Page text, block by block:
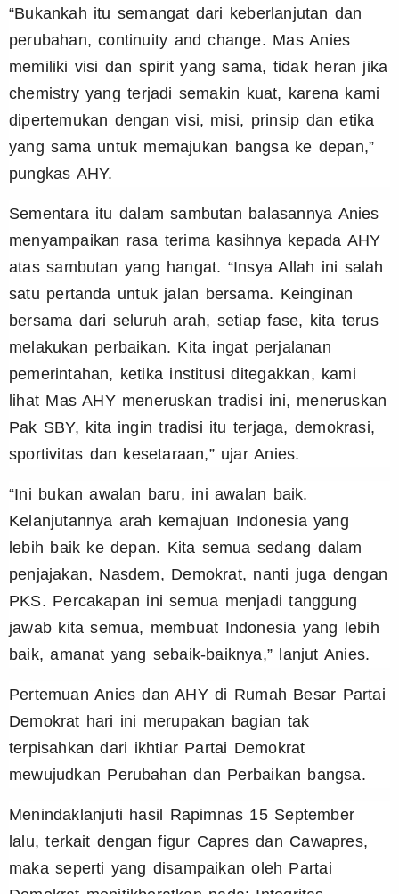
“Bukankah itu semangat dari keberlanjutan dan
perubahan, continuity and change. Mas Anies
memiliki visi dan spirit yang sama, tidak heran jika
chemistry yang terjadi semakin kuat, karena kami
dipertemukan dengan visi, misi, prinsip dan etika
yang sama untuk memajukan bangsa ke depan,”
pungkas AHY.
Sementara itu dalam sambutan balasannya Anies
menyampaikan rasa terima kasihnya kepada AHY
atas sambutan yang hangat. “Insya Allah ini salah
satu pertanda untuk jalan bersama. Keinginan
bersama dari seluruh arah, setiap fase, kita terus
melakukan perbaikan. Kita ingat perjalanan
pemerintahan, ketika institusi ditegakkan, kami
lihat Mas AHY meneruskan tradisi ini, meneruskan
Pak SBY, kita ingin tradisi itu terjaga, demokrasi,
sportivitas dan kesetaraan,” ujar Anies.
“Ini bukan awalan baru, ini awalan baik.
Kelanjutannya arah kemajuan Indonesia yang
lebih baik ke depan. Kita semua sedang dalam
penjajakan, Nasdem, Demokrat, nanti juga dengan
PKS. Percakapan ini semua menjadi tanggung
jawab kita semua, membuat Indonesia yang lebih
baik, amanat yang sebaik-baiknya,” lanjut Anies.
Pertemuan Anies dan AHY di Rumah Besar Partai
Demokrat hari ini merupakan bagian tak
terpisahkan dari ikhtiar Partai Demokrat
mewujudkan Perubahan dan Perbaikan bangsa.
Menindaklanjuti hasil Rapimnas 15 September
lalu, terkait dengan figur Capres dan Cawapres,
maka seperti yang disampaikan oleh Partai